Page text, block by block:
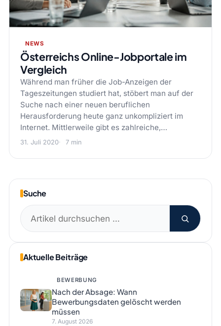
NEWS
Österreichs Online-Jobportale im
Vergleich
Während man früher die Job-Anzeigen der
Tageszeitungen studiert hat, stöbert man auf der
Suche nach einer neuen beruflichen
Herausforderung heute ganz unkompliziert im
Internet. Mittlerweile gibt es zahlreiche,…
31. Juli 2020 7 min
Suche
Suchen
nach:
Aktuelle Beiträge
BEWERBUNG
Nach der Absage: Wann
Bewerbungsdaten gelöscht werden
müssen
7. August 2026